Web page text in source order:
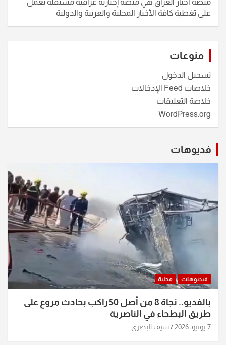
على تغطية كافة الأخبار المحلية والعربية والدولية
منوعات
تسجيل الدخول
خلاصات Feed الإدخالات
خلاصة التعليقات
WordPress.org
فديوهات
فيديوهات محلية
بالفديو.. نجاة 8 من أصل 50 راكب بحادث مروع على
طريق البطحاء في الناصرية
7 يونيو، 2026 سيف البصري